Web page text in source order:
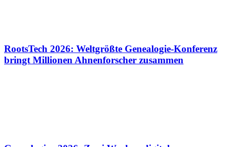
RootsTech 2026: Weltgrößte Genealogie-Konferenz
bringt Millionen Ahnenforscher zusammen